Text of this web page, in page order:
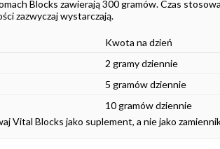
Blocks zawierają 300 gramów. Czas
zazwyczaj wystarczają.
Kwota na dzień
2 gramy dziennie
5 gramów dziennie
10 gramów dziennie
Vital Blocks jako suplement, a nie jako